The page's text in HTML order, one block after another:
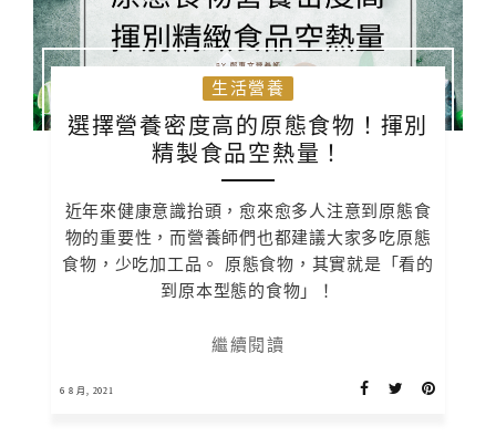
生活營養
選擇營養密度高的原態食物！揮別
精製食品空熱量！
近年來健康意識抬頭，愈來愈多人注意到原態食
物的重要性，而營養師們也都建議大家多吃原態
食物，少吃加工品。 原態食物，其實就是「看的
到原本型態的食物」！
繼續閱讀
6 8 月, 2021